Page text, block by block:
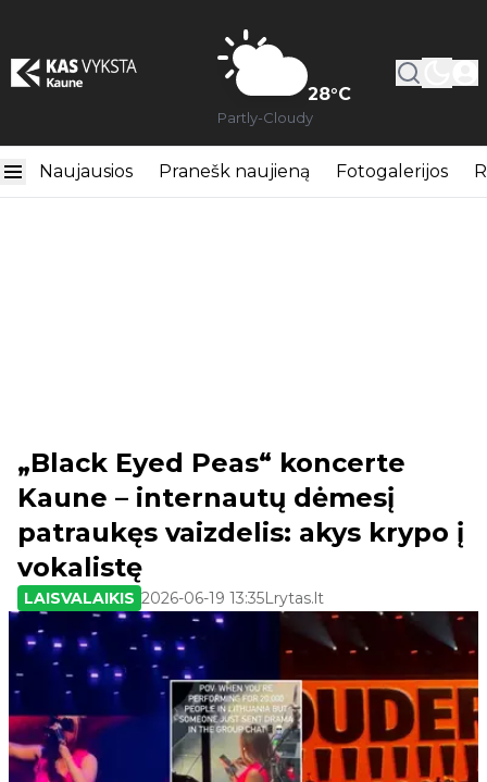
28°C
Partly-Cloudy
Naujausios Pranešk naujieną Fotogalerijos
„Black Eyed Peas“ koncerte
Kaune – internautų dėmesį
patraukęs vaizdelis: akys krypo į
vokalistę
LAISVALAIKIS 2026-06-19 13:35Lrytas.lt